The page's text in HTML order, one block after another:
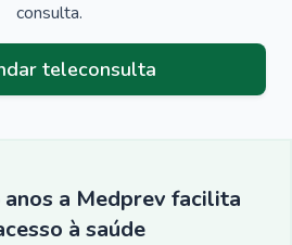
consulta.
teleconsulta
anos a Medprev facilita
à saúde